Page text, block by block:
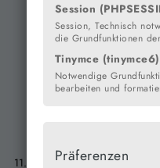
Session
Session, Technisch
die Grundfunktionen
Tinymce (tinymce6)
Notwendige
bearbeiten und
Präferenzen
11.08.2025